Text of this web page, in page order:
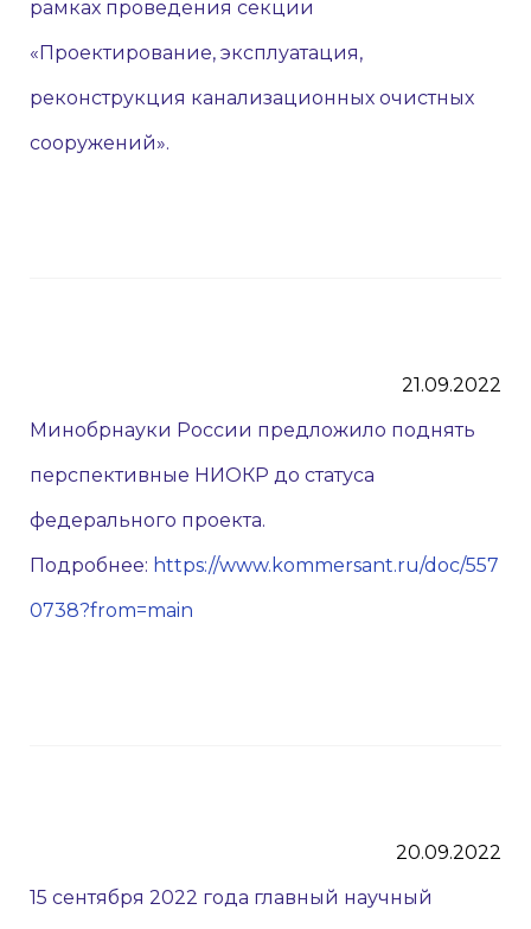
рамках проведения секции
«Проектирование, эксплуатация,
реконструкция канализационных очистных
сооружений».
21.09.2022
Минобрнауки России предложило поднять
перспективные НИОКР до статуса
федерального проекта.
Подробнее: https://www.kommersant.ru/doc/557
0738?from=main
20.09.2022
15 сентября 2022 года главный научный